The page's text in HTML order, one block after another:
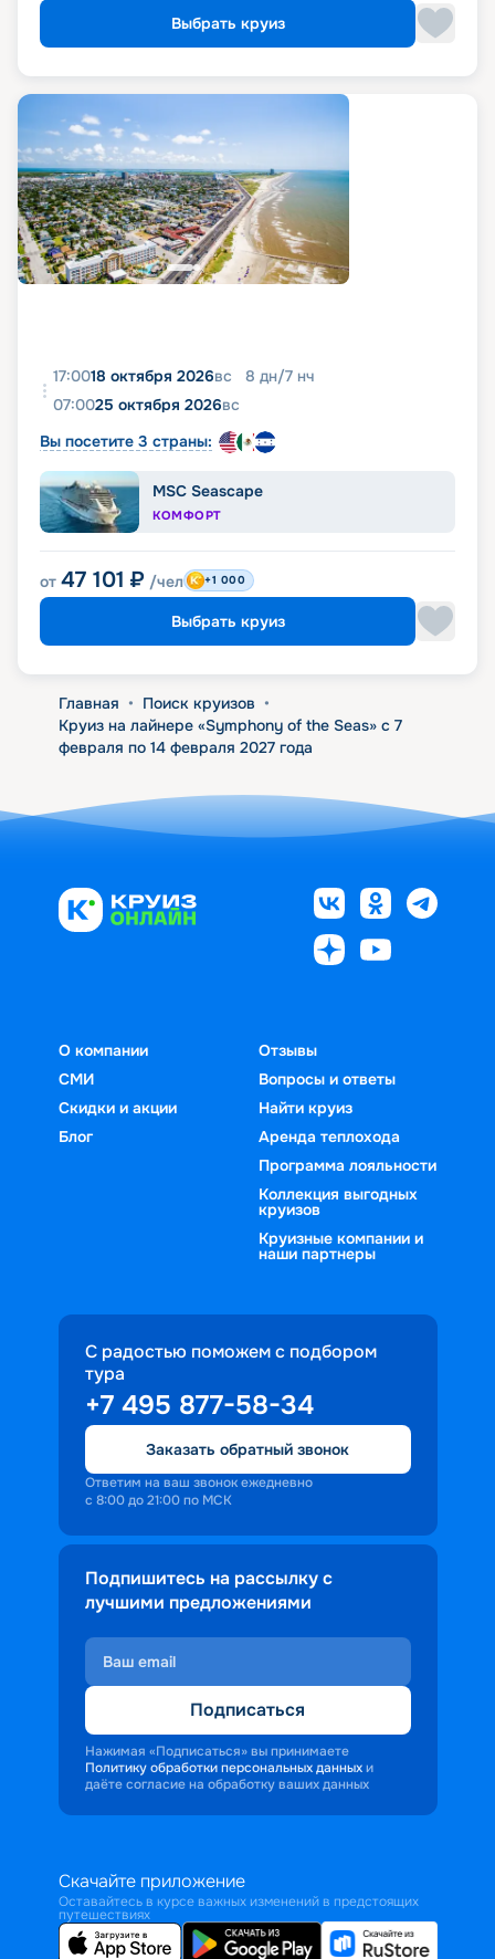
Выбрать круиз
17:0018 октября 2026вс 8 дн/7 нч
07:0025 октября 2026вс
Вы посетите 3 страны:
MSC Seascape
КОМФОРТ
от 47 101 ₽ /чел +1 000
Выбрать круиз
Главная • Поиск круизов •
Круиз на лайнере «Symphony of the Seas» с 7
февраля по 14 февраля 2027 года
О компании
СМИ
Скидки и акции
Блог
Отзывы
Вопросы и ответы
Найти круиз
Аренда теплохода
Программа лояльности
Коллекция выгодных
круизов
Круизные компании и
наши партнеры
С радостью поможем с подбором
тура
+7 495 877-58-34
Заказать обратный звонок
Ответим на ваш звонок ежедневно
с 8:00 до 21:00 по МСК
Подпишитесь на рассылку с
лучшими предложениями
Подписаться
Нажимая «Подписаться» вы принимаете
Политику обработки персональных данных и
даёте согласие на обработку ваших данных
Скачайте приложение
Оставайтесь в курсе важных изменений в предстоящих
путешествиях